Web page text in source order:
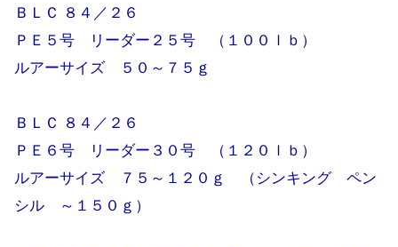
ＢＬＣ ８４／２６
ＰＥ５号 リーダー２５号 （１００ｌｂ）
ルアーサイズ ５０～７５ｇ
ＢＬＣ ８４／２６
ＰＥ６号 リーダー３０号 （１２０ｌｂ）
ルアーサイズ ７５～１２０ｇ （シンキング ペン
シル ～１５０ｇ）